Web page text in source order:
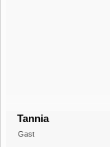
Tannia
Gast